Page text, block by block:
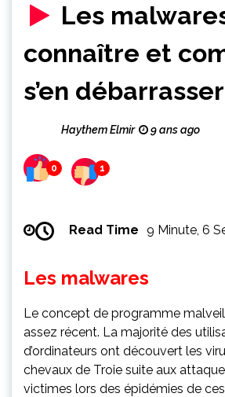
Les
connaître et
s’en
Haythem Elmir 9 ans ago
0 1
Read Time 9 Minute, 6
Les malwares
Le concept de programme
assez récent. La majorité des
d’ordinateurs ont découvert les
chevaux de Troie suite aux
victimes lors des épidémies de